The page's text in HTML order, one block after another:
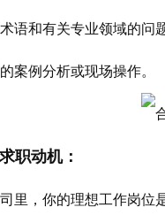
语和有关专业领域的问
案例分析或现场操作。
职动机：
里，你的理想工作岗位